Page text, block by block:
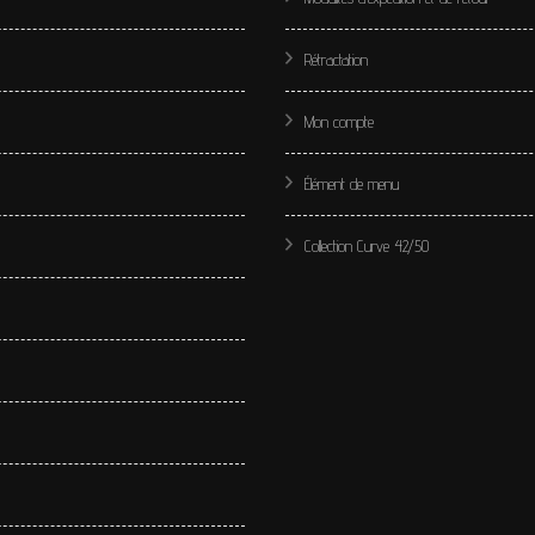
Rétractation
Mon compte
Élément de menu
Collection Curve 42/50